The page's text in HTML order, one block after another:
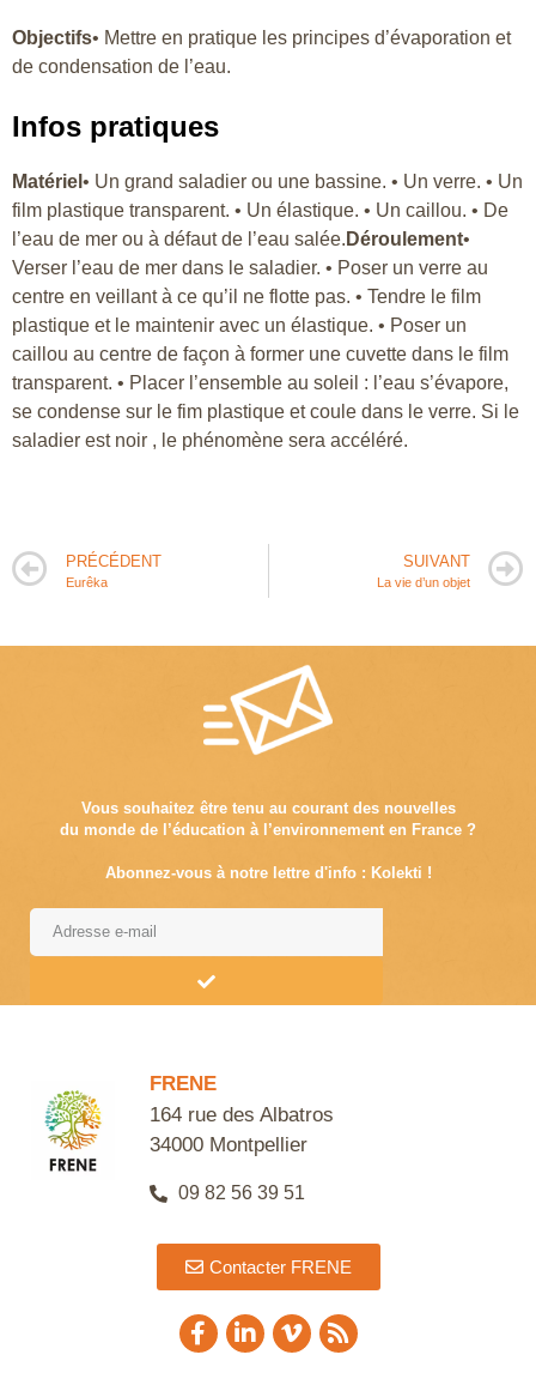
Objectifs• Mettre en pratique les principes d’évaporation et
de condensation de l’eau.
Infos pratiques
Matériel • Un grand saladier ou une bassine. • Un verre. • Un
film plastique transparent. • Un élastique. • Un caillou. • De
l’eau de mer ou à défaut de l’eau salée. Déroulement•
Verser l’eau de mer dans le saladier. • Poser un verre au
centre en veillant à ce qu’il ne flotte pas. • Tendre le film
plastique et le maintenir avec un élastique. • Poser un
caillou au centre de façon à former une cuvette dans le film
transparent. • Placer l’ensemble au soleil : l’eau s’évapore,
se condense sur le fim plastique et coule dans le verre. Si le
saladier est noir , le phénomène sera accéléré.
PRÉCÉDENT
Eurêka
SUIVANT
La vie d’un objet
Vous souhaitez être tenu au courant des nouvelles
du monde de l’éducation à l’environnement en France ?
Abonnez-vous à notre lettre d'info : Kolekti !
FRENE
164 rue des Albatros
34000 Montpellier
09 82 56 39 51
Contacter FRENE